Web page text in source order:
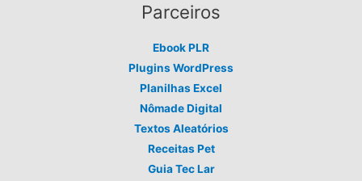
Parceiros
Ebook PLR
Plugins WordPress
Planilhas Excel
Nômade Digital
Textos Aleatórios
Receitas Pet
Guia Tec Lar